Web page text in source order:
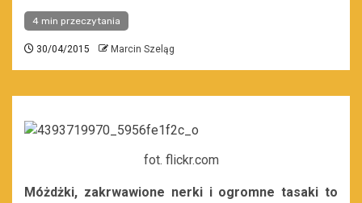
4 min przeczytania
30/04/2015 Marcin Szeląg
fot. flickr.com
Móżdżki, zakrwawione nerki i ogromne tasaki to